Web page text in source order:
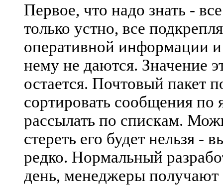
Первое, что надо знать -
только устно, все
оперативной информации
нему не даются. Значение
остается. Почтовый пакет
сортировать сообщения по
рассылать по спискам.
стереть его будет нельзя -
редко. Нормальный
день, менеджеры получают